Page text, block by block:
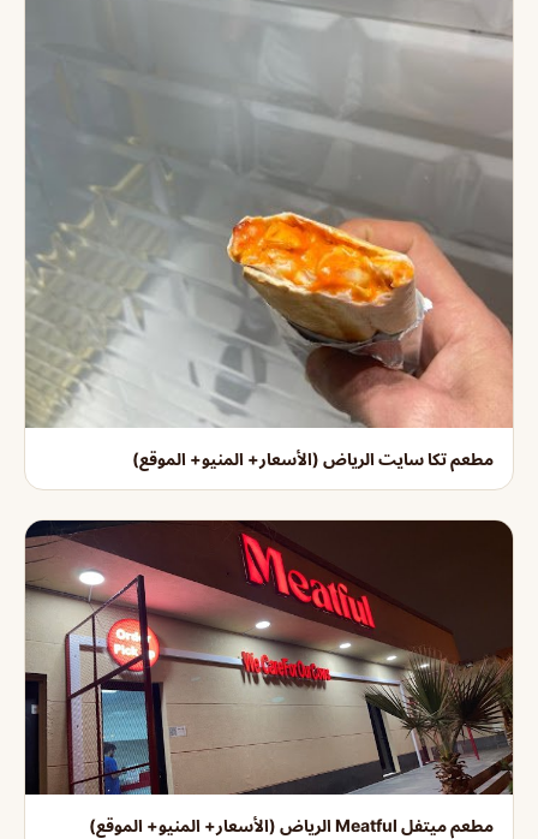
مطعم تكا سايت الرياض (الأسعار+ المنيو+ الموقع)
مطعم ميتفل Meatful الرياض (الأسعار+ المنيو+ الموقع)